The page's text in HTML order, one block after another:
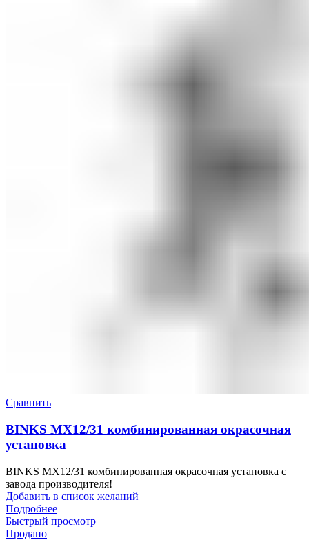
Сравнить
BINKS MX12/31 комбинированная окрасочная
установка
BINKS MX12/31 комбинированная окрасочная установка с
завода производителя!
Добавить в список желаний
Подробнее
Быстрый просмотр
Продано